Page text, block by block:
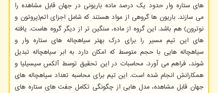
های ستاره وار حدود یک درصد ماده باریونی در جهان قابل مشاهده را
می سازند. باریون ها گروهی از مواد هستند که شامل اجزای اتم(پروتون و
نوترون) هم باشد. این گروه از ماده، سنگین تر از دیگر گروه هاست. یافته
های این تیم مسیر را برای درک بهتر سیاهچاله های ستاره وار و
سیاهچاله هایی با حجم متوسط که امکان دارد به ابر سیاهچاله تبدیل
شوند، فراهم می آورد. محاسبات در این تحقیق توسط آلکس سیسیلیا و
همکارانش انجام شده است. این تیم برای محاسبه تعداد سیاهچاله های
جهان قابل مشاهده، مدل هایی از چگونگی تکامل جفت های ستاره های